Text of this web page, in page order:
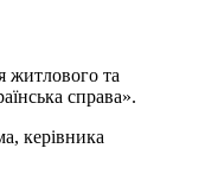
житлового та
справа».
керівника